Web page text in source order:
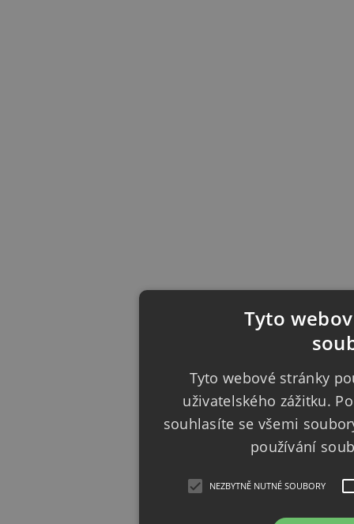
Tyto
Tyto webové stránky
uživatelského zážitku.
souhlasíte se všemi
používání
NEZBYTNĚ NUTNÉ SOUBORY